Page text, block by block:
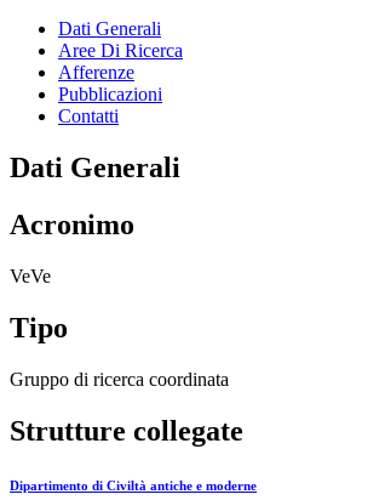
Dati Generali
Aree Di Ricerca
Afferenze
Pubblicazioni
Contatti
Dati Generali
Acronimo
VeVe
Tipo
Gruppo di ricerca coordinata
Strutture collegate
Dipartimento di Civiltà antiche e moderne